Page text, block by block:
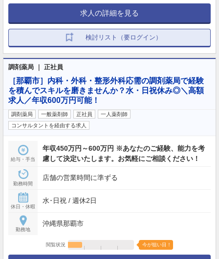
求人の詳細を見る
検討リスト（要ログイン）
調剤薬局 ｜ 正社員
［那覇市］内科・外科・整形外科応需の調剤薬局で経験
を積んでスキルを磨きませんか？水・日祝休み◎＼高額
求人／年収600万円可能！
調剤薬局 一般薬剤師 正社員
一人薬剤師
コンサルタントを経由する求人
給与・手当
年収450万円～600万円 ※あなたのご経験、能力を考
慮して決定いたします。お気軽にご相談ください！
勤務時間
店舗の営業時間に準ずる
休日・休暇
水･日祝 / 週休2日
勤務地
沖縄県那覇市
閲覧状況 今が狙い目！